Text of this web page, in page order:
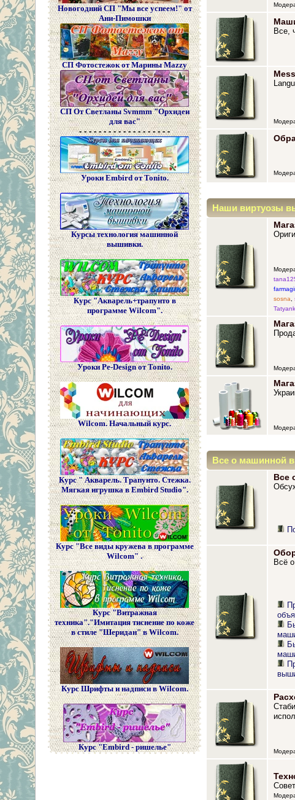
Новогодний СП "Мы все успеем!" от
Ани-Пимошки
СП Фотостежок от Марины Mazzy
СП От Светланы Svmmm "Орхидеи
для вас"
- - - - - - - - - - - - - - - - - - -
Уроки Embird от Tonito.
Курсы технология машинной
вышивки.
Курс "Акварель+трапунто в
программе Wilcom".
Уроки Pe-Design от Tonito.
Wilcom. Начальный курс.
Курс " Акварель. Трапунто. Стежка.
Мягкая игрушка в Embird Studio".
Курс "Все виды кружева в программе
Wilcom" .
Курс "Витражная
техника"."Имитация тиснение по коже
в стиле "Шеридан" в Wilcom.
Курс Шрифты и надписи в Wilcom.
Курс "Embird - ришелье"
Все,
Наши виртуозы
sosna,
Все о машинной
Все
Всё